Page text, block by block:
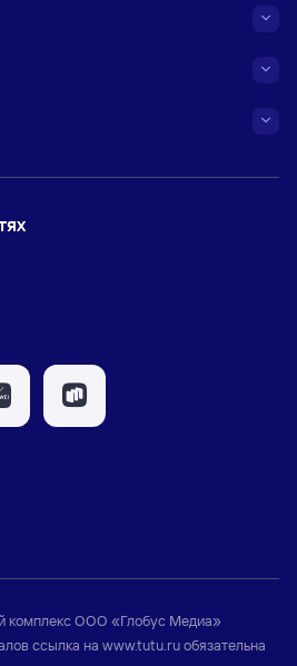
комплексООО «Глобус Медиа»
ссылка на www.tutu.ruобязательна